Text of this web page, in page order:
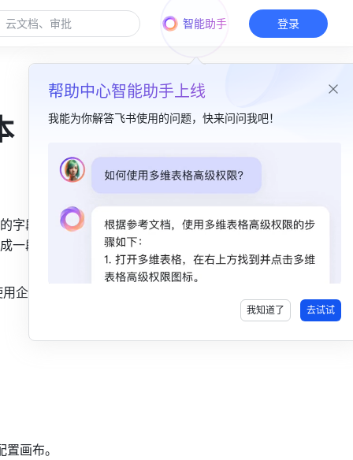
智能助手
帮助中心智能助手上线
我能为你解答飞书使用的问题，快来问问我吧！
我知道了 去试试
登录
的字段内
一段文
企业购
画布。
本篇目录
二、操作流程​
1. 创建工作流​